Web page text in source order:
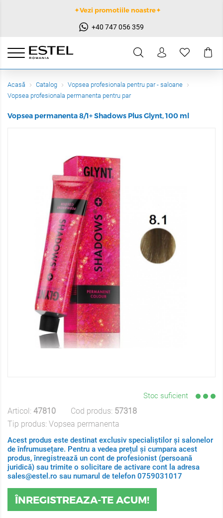
✦Vezi promotiile noastre✦
+40 747 056 359
Acasă Catalog
Vopsea profesionala pentru par - saloane
Vopsea profesionala permanenta pentru par
Vopsea permanenta 8/1+ Shadows Plus Glynt, 100 ml
Stoc suficient
Articol: 47810 Cod produs: 57318
Tip produs: Vopsea permanenta
Acest produs este destinat exclusiv specialiștilor și salonelor
de înfrumusețare. Pentru a vedea prețul și cumpara acest
produs, înregistrează un cont de profesionist (persoană
juridică) sau trimite o solicitare de activare cont la adresa
sales@estel.ro sau numarul de telefon 0759031017
ÎNREGISTREAZA-TE ACUM!